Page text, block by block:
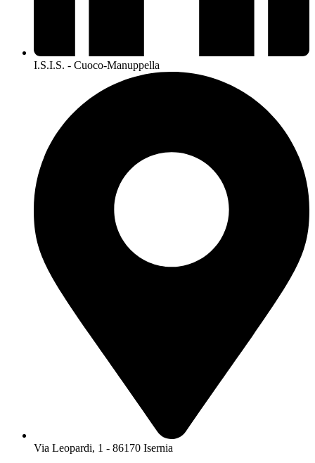
I.S.I.S. - Cuoco-Manuppella
Via Leopardi, 1 - 86170 Isernia